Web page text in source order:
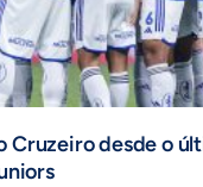
Cruzeiro desde o